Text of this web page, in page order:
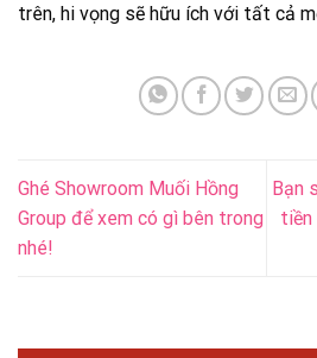
trên, hi vọng sẽ hữu ích với tất cả
Ghé Showroom Muối Hồng
Group để xem có gì bên trong
nhé!
Bạn
tiền